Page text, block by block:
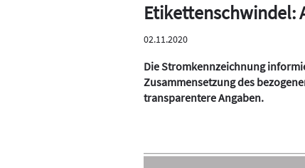
Etikettenschwindel:
02.11.2020
Die Stromkennzeichnung
Zusammensetzung des
transparentere Angaben.